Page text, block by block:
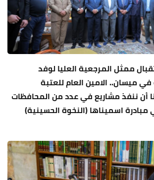
ممثل المرجعية العليا لوفد
ميسان.. الامين العام للعتبة
أن ننفذ مشاريع في عدد من المحافظات
اسميناها (النخوة الحسينية)